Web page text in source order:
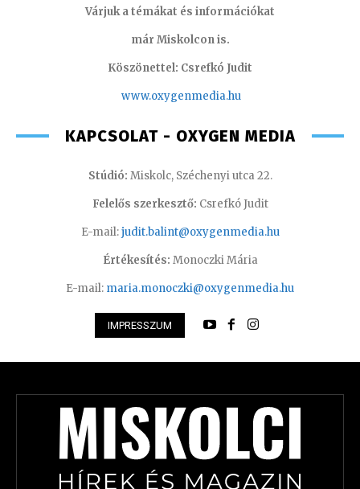
Várjuk a témákat és információkat
már Miskolcon is.
Köszönettel: Csrefkó Judit
www.oxygenmedia.hu
KAPCSOLAT - OXYGEN MEDIA
Stúdió: Miskolc, Széchenyi utca 22.
Felelős szerkesztő: Csrefkó Judit
E-mail:judit.balint@oxygenmedia.hu
Értékesítés: Monoczki Mária
E-mail: maria.monoczki@oxygenmedia.hu
IMPRESSZUM